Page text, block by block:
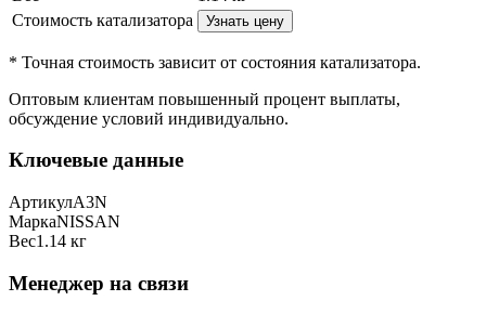
Стоимость катализатора
Узнать цену
* Точная стоимость зависит от состояния катализатора.
Оптовым клиентам повышенный процент выплаты,
обсуждение условий индивидуально.
Ключевые данные
АртикулA3N
МаркаNISSAN
Вес1.14 кг
Менеджер на связи